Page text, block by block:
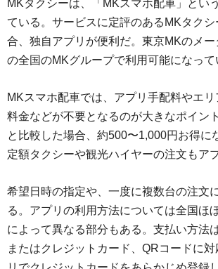
MKタクシーは、「MKスマホ配車」とい
ている。サービスに定評のあるMKタク
合、独自アプリが便利だ。東京MKのメ
の全国のMKグループで利用可能になって
MKスマホ配車では、アプリ手配料やエ
料金などが不要となるのが大きなポイン
と比較した場合、約500〜1,000円お得に
定額タクシーや観光ハイヤーの注文もア
希望日時の指定や、一度に複数台の注文
る。アプリの利用方法については全国ほ
によって異なる部分もある。支払い方法
またはクレジットカード、QRコードに